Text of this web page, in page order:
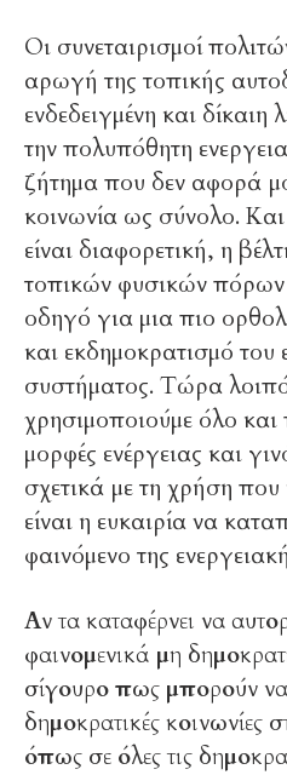
Οι συνεταιρισμοί
αρωγή της τοπικής
ενδεδειγμένη και
την πολυπόθητη
ζήτημα που δεν αφορά
κοινωνία ως σύνολο.
είναι διαφορετική, η
τοπικών φυσικών πόρων
οδηγό για μια πιο
και εκδημοκρατισμό του
συστήματος. Τώρα
χρησιμοποιούμε όλο
μορφές ενέργειας και
σχετικά με τη χρήση
είναι η ευκαιρία να
φαινόμενο της
Αν τα καταφέρνει να
φαινομενικά μη
σίγουρο πως μπορούν να
δημοκρατικές κοινωνίες
όπως σε όλες τις